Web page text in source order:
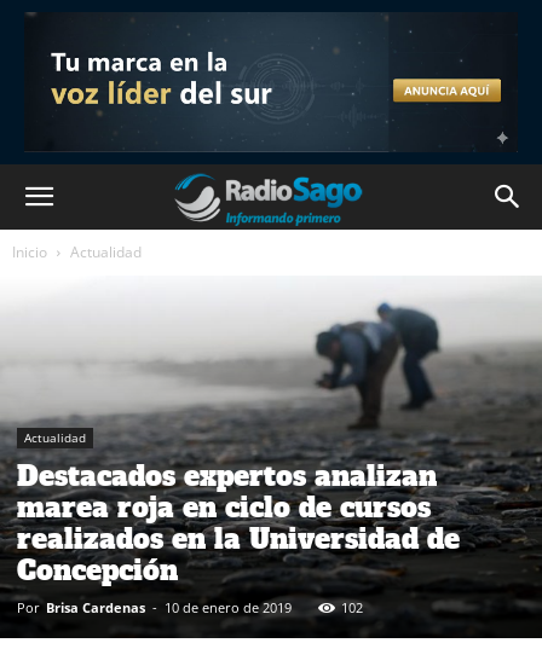
Inicio Actualidad
Actualidad
Destacados expertos analizan
marea roja en ciclo de cursos
realizados en la Universidad de
Concepción
Por Brisa Cardenas - 10 de enero de 2019 102